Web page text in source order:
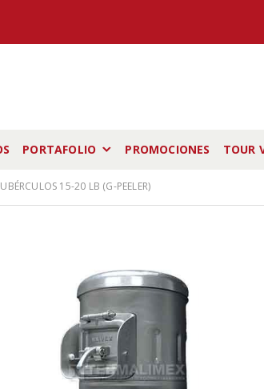
PORTAFOLIO PROMOCIONES TOUR
15-20 LB (G-PEELER)